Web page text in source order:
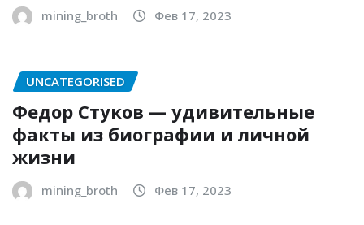
mining_broth Фев 17, 2023
UNCATEGORISED
Федор Стуков — удивительные
факты из биографии и личной
жизни
mining_broth Фев 17, 2023